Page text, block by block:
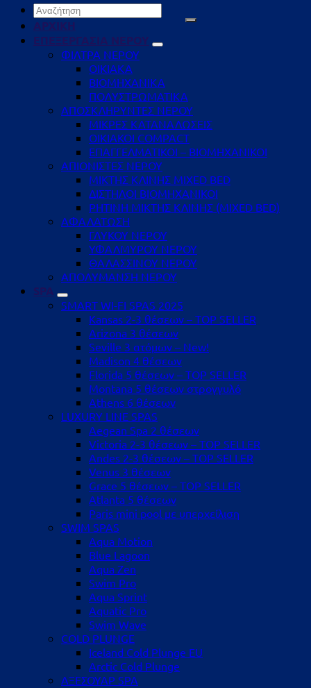
Αναζήτηση
για:
ΑΡΧΙΚΗ
ΕΠΕΞΕΡΓΑΣΙΑ ΝΕΡΟΥ
ΦΙΛΤΡΑ ΝΕΡΟΥ
ΟΙΚΙΑΚΑ
ΒΙΟΜΗΧΑΝΙΚΑ
ΠΟΛΥΣΤΡΩΜΑΤΙΚΑ
ΑΠΟΣΚΛΗΡΥΝΤΕΣ ΝΕΡΟΥ
ΜΙΚΡΕΣ ΚΑΤΑΝΑΛΩΣΕΙΣ
ΟΙΚΙΑΚΟΙ COMPACT
ΕΠΑΓΓΕΛΜΑΤΙΚΟΙ – ΒΙΟΜΗΧΑΝΙΚΟΙ
ΑΠΙΟΝΙΣΤΕΣ ΝΕΡΟΥ
ΜΙΚΤΗΣ ΚΛΙΝΗΣ MIXED BED
ΔΙΣΤΗΛΟΙ ΒΙΟΜΗΧΑΝΙΚΟΙ
ΡΗΤΙΝΗ ΜΙΚΤΗΣ ΚΛΙΝΗΣ (MIXED BED)
ΑΦΑΛΑΤΩΣΗ
ΓΛΥΚΟΥ ΝΕΡΟΥ
ΥΦΑΛΜΥΡΟΥ ΝΕΡΟΥ
ΘΑΛΑΣΣΙΝΟΥ ΝΕΡΟΥ
ΑΠΟΛΥΜΑΝΣΗ ΝΕΡΟΥ
SPA
SMART WI-FI SPAS 2025
Kansas 2-3 θέσεων – TOP SELLER
Arizona 3 θέσεων
Seville 3 ατόμων – New!
Madison 4 θέσεων
Florida 5 θέσεων – TOP SELLER
Montana 5 θέσεων στρογγυλό
Athens 6 θέσεων
LUXURY LINE SPAS
Aegean Spa 2 θέσεων
Victoria 2-3 θέσεων – TOP SELLER
Andes 2-3 θέσεων – TOP SELLER
Venus 3 θέσεων
Grace 5 θέσεων – TOP SELLER
Atlanta 5 θέσεων
Paris mini pool με υπερχείλιση
SWIM SPAS
Aqua Motion
Blue Lagoon
Aqua Zen
Swim Pro
Aqua Sprint
Aquatic Pro
Swim Wave
COLD PLUNGE
Iceland Cold Plunge EU
Arctic Cold Plunge
ΑΞΕΣΟΥΑΡ SPA